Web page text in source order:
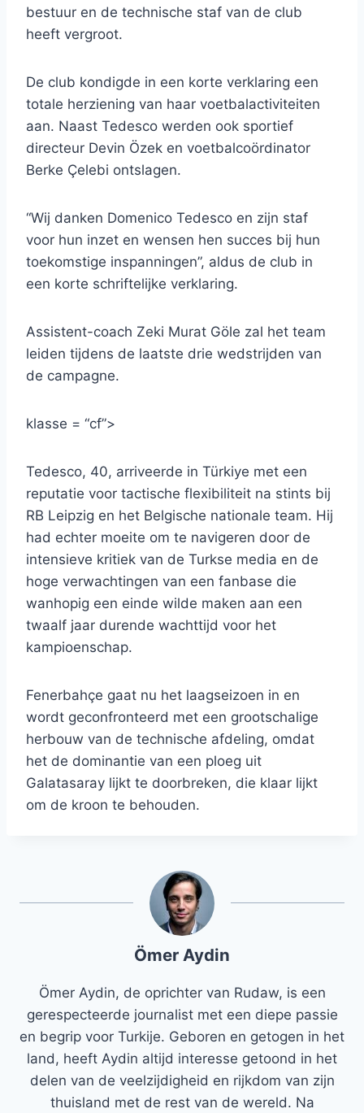
bestuur en de technische staf van de club
heeft vergroot.
De club kondigde in een korte verklaring een
totale herziening van haar voetbalactiviteiten
aan. Naast Tedesco werden ook sportief
directeur Devin Özek en voetbalcoördinator
Berke Çelebi ontslagen.
“Wij danken Domenico Tedesco en zijn staf
voor hun inzet en wensen hen succes bij hun
toekomstige inspanningen”, aldus de club in
een korte schriftelijke verklaring.
Assistent-coach Zeki Murat Göle zal het team
leiden tijdens de laatste drie wedstrijden van
de campagne.
klasse = “cf”>
Tedesco, 40, arriveerde in Türkiye met een
reputatie voor tactische flexibiliteit na stints bij
RB Leipzig en het Belgische nationale team. Hij
had echter moeite om te navigeren door de
intensieve kritiek van de Turkse media en de
hoge verwachtingen van een fanbase die
wanhopig een einde wilde maken aan een
twaalf jaar durende wachttijd voor het
kampioenschap.
Fenerbahçe gaat nu het laagseizoen in en
wordt geconfronteerd met een grootschalige
herbouw van de technische afdeling, omdat
het de dominantie van een ploeg uit
Galatasaray lijkt te doorbreken, die klaar lijkt
om de kroon te behouden.
Ömer Aydin
Ömer Aydin, de oprichter van Rudaw, is een
gerespecteerde journalist met een diepe passie
en begrip voor Turkije. Geboren en getogen in het
land, heeft Aydin altijd interesse getoond in het
delen van de veelzijdigheid en rijkdom van zijn
thuisland met de rest van de wereld. Na